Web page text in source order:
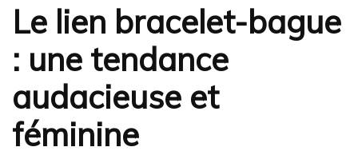
Le lien bracelet-bague
: une tendance
audacieuse et
féminine